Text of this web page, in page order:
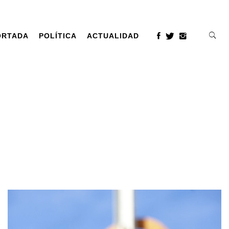
POLÍTICA ACTUALIDAD